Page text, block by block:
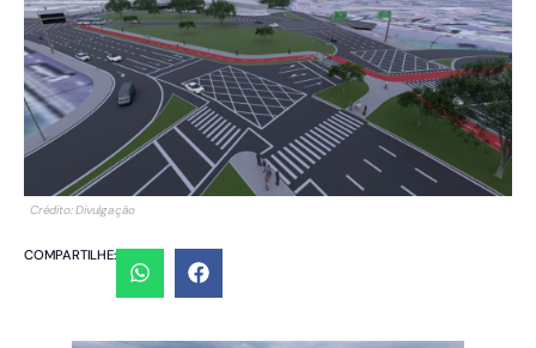
Crédito: Divulgação
COMPARTILHE: